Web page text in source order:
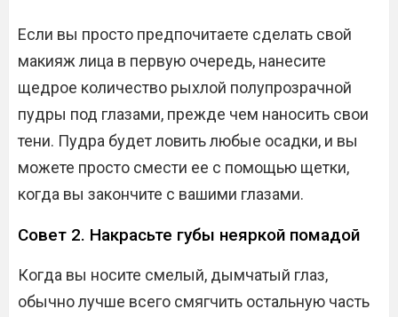
Если вы просто предпочитаете сделать свой
макияж лица в первую очередь, нанесите
щедрое количество рыхлой полупрозрачной
пудры под глазами, прежде чем наносить свои
тени. Пудра будет ловить любые осадки, и вы
можете просто смести ее с помощью щетки,
когда вы закончите с вашими глазами.
Совет 2. Накрасьте губы неяркой помадой
Когда вы носите смелый, дымчатый глаз,
обычно лучше всего смягчить остальную часть